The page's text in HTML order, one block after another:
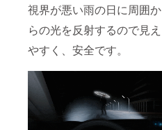
視界が悪い雨の日に周囲か
らの光を反射するので見え
やすく、安全です。